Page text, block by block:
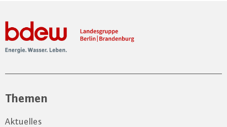
Themen
Aktuelles